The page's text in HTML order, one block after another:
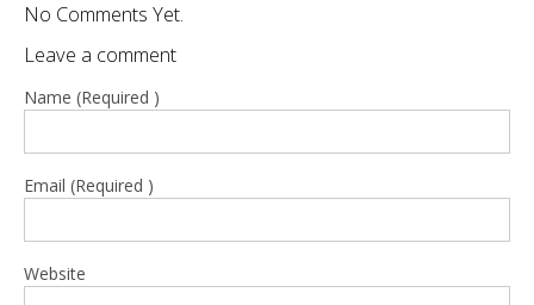
No Comments Yet.
Leave a comment
Name (Required )
Email (Required )
Website